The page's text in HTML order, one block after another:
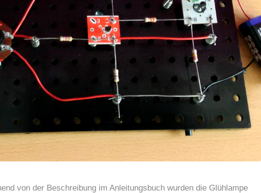
von der Beschreibung im Anleitungsbuch wurden die Glühlampe